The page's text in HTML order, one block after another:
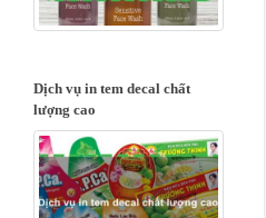
Dịch vụ in tem decal chất
lượng cao